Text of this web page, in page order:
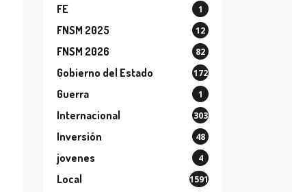
FE 1
FNSM 2025 12
FNSM 2026 82
Gobierno del Estado 172
Guerra 1
Internacional 303
Inversión 48
jovenes 4
Local 1591